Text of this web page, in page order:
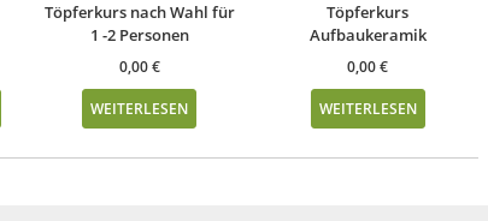
Töpferkurs nach Wahl für
1 -2 Personen
0,00€
WEITERLESEN
Töpferkurs
Aufbaukeramik
0,00€
WEITERLESEN